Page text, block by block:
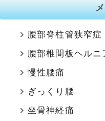
腰部脊柱管狭窄症
腰部椎間板ヘルニ
慢性腰痛
ぎっくり腰
坐骨神経痛